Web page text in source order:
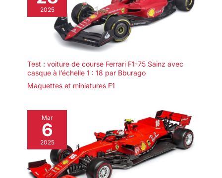
mécanique et enrichir une
collection de modèles
techniques.
2025
Test : voiture de course Ferrari F1-75 Sainz avec
casque à l’échelle 1 : 18 par Bburago
Maquettes et miniatures F1
Mar
6
2025